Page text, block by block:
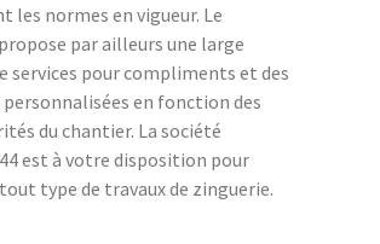
les normes en vigueur. Le
par ailleurs une large
services pour compliments et des
en fonction des
du chantier. La société
est à votre disposition pour
type de travaux de zinguerie.